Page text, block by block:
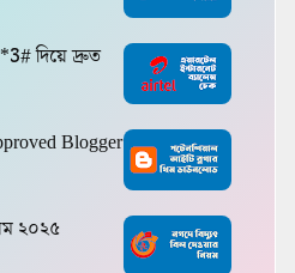
দিয়ে দ্রুত
Blogger
২০২৫